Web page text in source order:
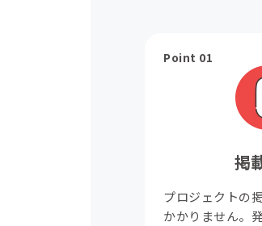
Point 01
掲
プロジェクトの
かかりません。